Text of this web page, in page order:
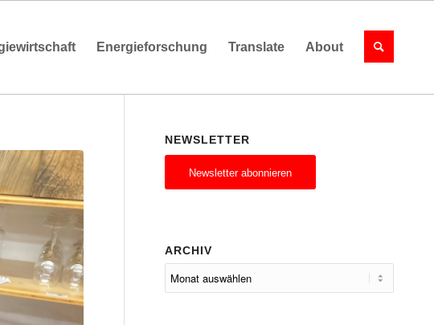
Energieforschung Translate About
NEWSLETTER
Newsletter abonnieren
ARCHIV